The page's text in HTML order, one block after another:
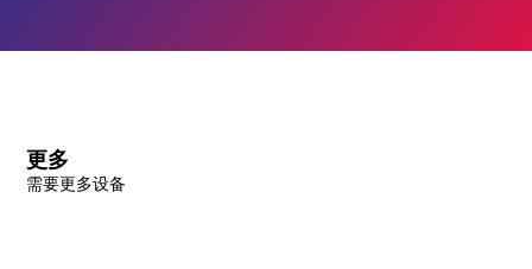
更多
需要更多设备